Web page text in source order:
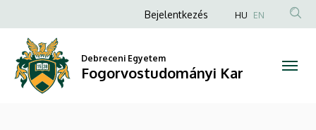
Tóth
Etelka
a
tartalomra
Anonim
fiók
menüje
Bejelentkezés HU EN
Debreceni Egyetem
Fogorvostudományi Kar